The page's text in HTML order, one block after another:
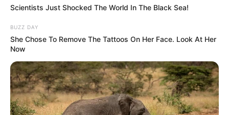
Scientists Just Shocked The World In The Black Sea!
BUZZ DAY
She Chose To Remove The Tattoos On Her Face. Look At Her
Now